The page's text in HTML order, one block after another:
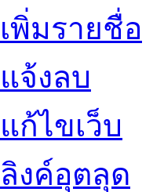
เพิ่มรายชื่อ
แจ้งลบ
แก้ไขเว็บ
ลิงค์อุตลุด